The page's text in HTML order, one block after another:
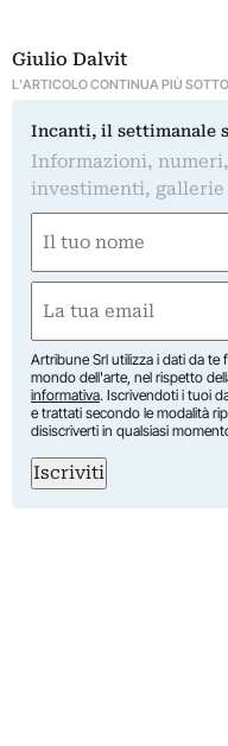
Giulio Dalvit
L'ARTICOLO CONTINUA PIÙ SOTTO
Incanti, il settimanale
Informazioni,
investimenti, gallerie
(Obbligatorio)
Nome
(Obbligatorio)
Artribune Srl utilizza i dati da
mondo dell'arte, nel rispetto
informativa. Iscrivendoti i tuoi
e trattati secondo le modalità
disiscriverti in qualsiasi
Iscriviti